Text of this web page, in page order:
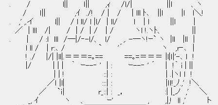
. / l|| ｌ|| ,ｨ /l/| ||ｌ 、ヽ
/ ｌ|| ,ｲ ./! / | / | lll ﾄ､ ||l |l l＼!
. ,' ,.イ l|| / l ll/ l |l/ | ll/ ｌ | l ||l |
／ | lll /| / | / | / | / ヽl !.ヽﾄ、 ||
. | / :l lll /─|/‐-l/、 l/ ,. -─ヽ!ｰ` ヽ |ll |ll |
l ll / | r:､ / ` '´ ヽ ,r‐､ |
! ./ |/| |ll|.＝＝＝=｡== ==｡=＝＝＝ |l|ｌ|'-､ l !
|/ | | | ｀ ｰ--‐ ' | : ｰ--‐ ' ´ | !｀ i | ||
| | ! ::| : | .|ヽｌ l ! ククク、中身が
／ｌ |l| :::| : |ｌｌ!_ﾉ.,' !＼
／ `ｉ| r_::| : _， :| |_ノ ,' ＼
_, ｲ ヽ 、 ｰ' , ,|,! ll ,' ト